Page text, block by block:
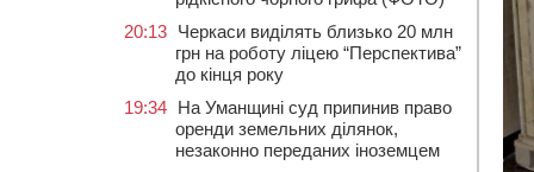
20:13 Черкаси виділять близько 20 млн
грн на роботу ліцею “Перспектива”
до кінця року
19:34 На Уманщині суд припинив право
оренди земельних ділянок,
незаконно переданих іноземцем